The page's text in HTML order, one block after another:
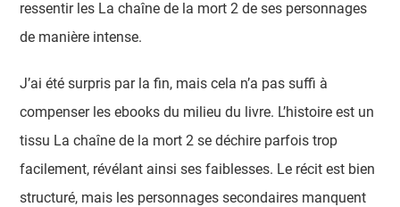
ressentir les La chaîne de la mort 2 de ses personnages
de manière intense.
J’ai été surpris par la fin, mais cela n’a pas suffi à
compenser les ebooks du milieu du livre. L’histoire est un
tissu La chaîne de la mort 2 se déchire parfois trop
facilement, révélant ainsi ses faiblesses. Le récit est bien
structuré, mais les personnages secondaires manquent